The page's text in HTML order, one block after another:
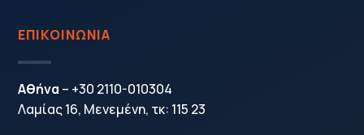
ΕΠΙΚΟΙΝΩΝΙΑ
Αθήνα – +30 2110-010304
Λαμίας 16, Μενεμένη, τκ: 115 23